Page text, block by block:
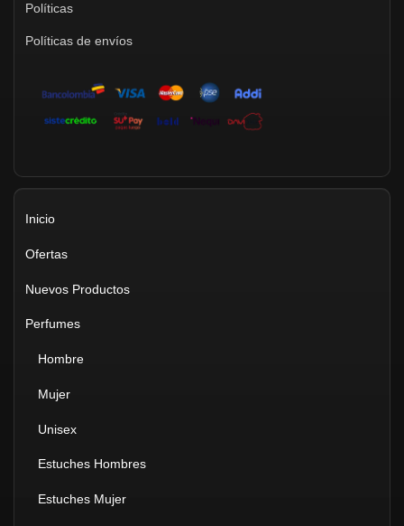
Políticas
Políticas de envíos
Inicio
Ofertas
Nuevos Productos
Perfumes
Hombre
Mujer
Unisex
Estuches Hombres
Estuches Mujer